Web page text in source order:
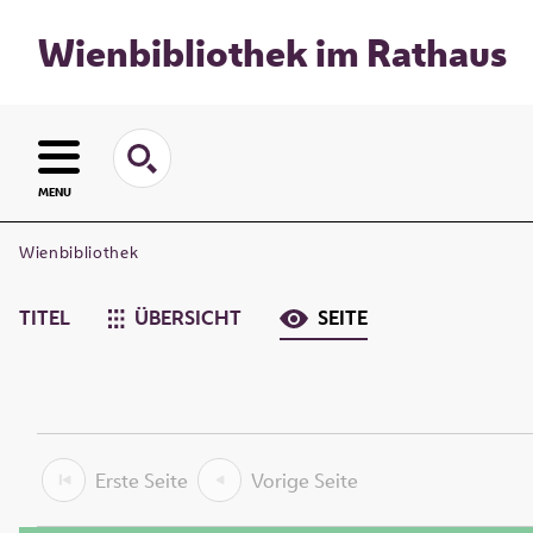
Wienbibliothek im Rathaus
MENU
Wienbibliothek
TITEL ÜBERSICHT SEITE
Erste Seite Vorige Seite